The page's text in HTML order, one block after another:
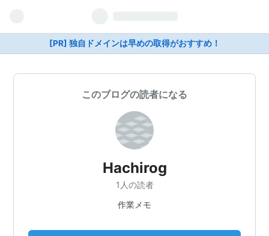
[PR] 独自ドメインは早めの取得がおすすめ！
このブログの読者になる
Hachirog
1人の読者
作業メモ